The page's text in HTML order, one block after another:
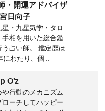
・開運アドバイザ
日向子
星・九星気学・タロ
手相を用いた総合鑑
う占い師。 鑑定歴は
にわたり、個...
O'z
や行動のメカニズム
ローチしてハッピー